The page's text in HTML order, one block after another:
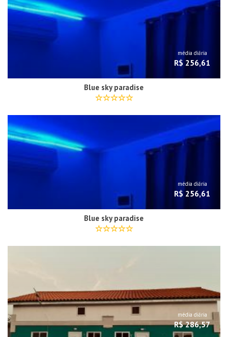
média diária
R$ 256,61
Blue sky paradise
média diária
R$ 256,61
Blue sky paradise
média diária
R$ 286,57